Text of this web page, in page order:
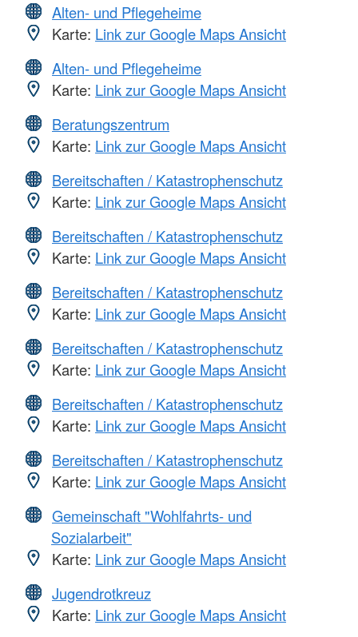
Alten- und Pflegeheime
Karte: Link zur Google Maps Ansicht
Alten- und Pflegeheime
Karte: Link zur Google Maps Ansicht
Beratungszentrum
Karte: Link zur Google Maps Ansicht
Bereitschaften / Katastrophenschutz
Karte: Link zur Google Maps Ansicht
Bereitschaften / Katastrophenschutz
Karte: Link zur Google Maps Ansicht
Bereitschaften / Katastrophenschutz
Karte: Link zur Google Maps Ansicht
Bereitschaften / Katastrophenschutz
Karte: Link zur Google Maps Ansicht
Bereitschaften / Katastrophenschutz
Karte: Link zur Google Maps Ansicht
Bereitschaften / Katastrophenschutz
Karte: Link zur Google Maps Ansicht
Gemeinschaft "Wohlfahrts- und
Sozialarbeit"
Karte: Link zur Google Maps Ansicht
Jugendrotkreuz
Karte: Link zur Google Maps Ansicht